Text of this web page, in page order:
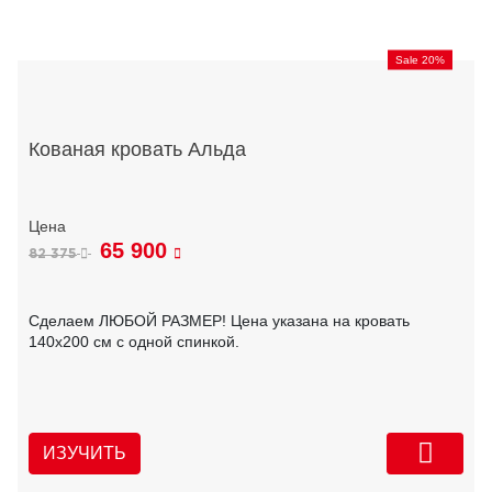
Sale 20%
Кованая кровать Альда
82 375 65 900
Сделаем ЛЮБОЙ РАЗМЕР! Цена указана на кровать
140х200 см с одной спинкой.
ИЗУЧИТЬ